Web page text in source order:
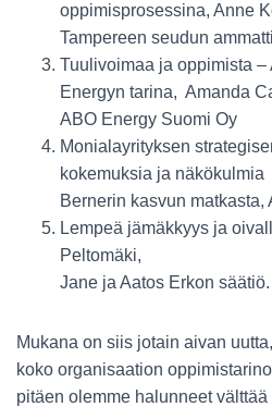
oppimisprosessina, Anne
Tampereen seudun
Tuulivoimaa ja oppimista –
Energyn tarina, Amanda
ABO Energy Suomi Oy
Monialayrityksen
kokemuksia ja näkökulmia
Bernerin kasvun
Lempeä jämäkkyys ja
Peltomäki,
Jane ja Aatos Erkon säätiö.
Mukana on siis jotain aivan
koko organisaation
pitäen olemme halunneet